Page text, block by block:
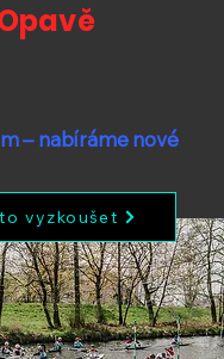
– nabíráme nové
vyzkoušet